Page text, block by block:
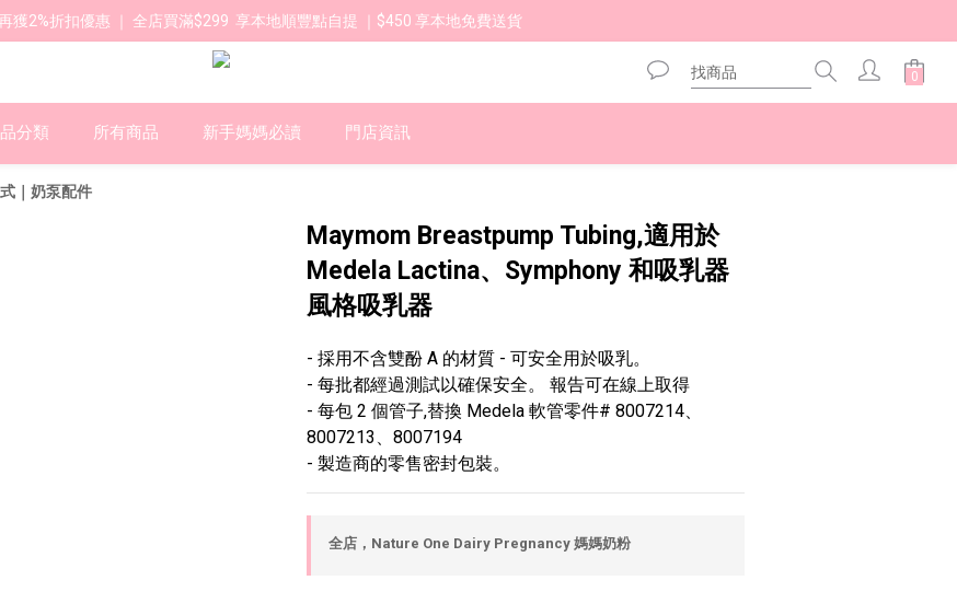
獲2%折扣優惠 ｜ 全店買滿$299  享本地順豐點自提 ｜$450 享本地免費送貨
分類 所有商品 新手媽媽必讀 門店資訊
｜奶泵配件
Maymom Breastpump Tubing,適用於
Medela Lactina、Symphony 和吸乳器
風格吸乳器
- 採用不含雙酚 A 的材質 - 可安全用於吸乳。
- 每批都經過測試以確保安全。 報告可在線上取得
- 每包 2 個管子,替換 Medela 軟管零件# 8007214、
8007213、8007194
- 製造商的零售密封包裝。
全店，Nature One Dairy Pregnancy 媽媽奶粉